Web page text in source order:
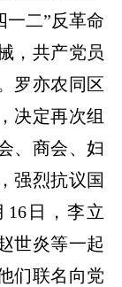
一二”反革命
，共产党员
罗亦农同区
决定再次组
、商会、妇
强烈抗议国
16日，李立
世炎等一起
们联名向党